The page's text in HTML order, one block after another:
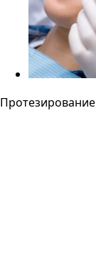
Протезирование